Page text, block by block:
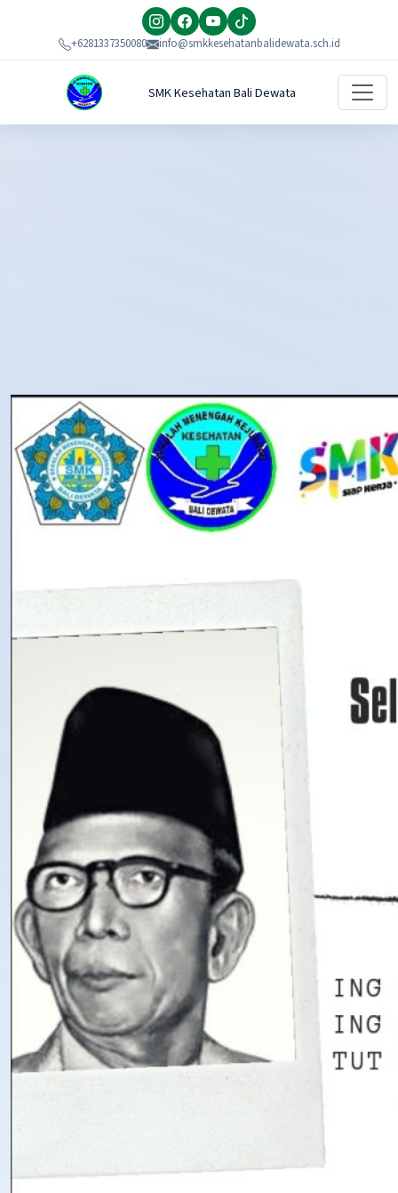
+6281337350080 info@smkkesehatanbalidewata.sch.id
SMK Kesehatan Bali Dewata